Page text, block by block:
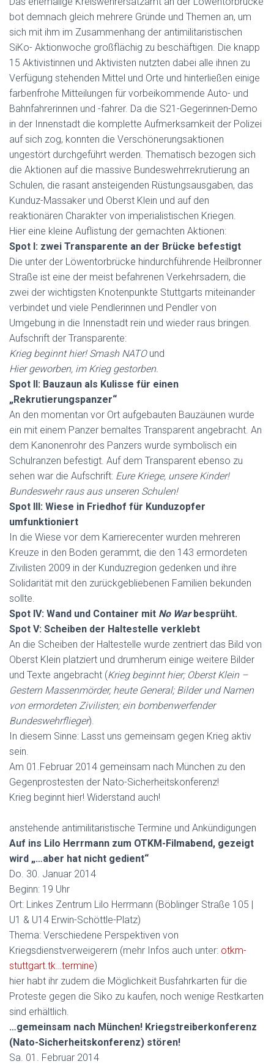
bot demnach gleich mehrere Gründe und Themen an, um
sich mit ihm im Zusammenhang der antimilitaristischen
SiKo- Aktionwoche großflächig zu beschäftigen. Die knapp
15 Aktivistinnen und Aktivisten nutzten dabei alle ihnen zu
Verfügung stehenden Mittel und Orte und hinterließen einige
farbenfrohe Mitteilungen für vorbeikommende Auto- und
Bahnfahrerinnen und -fahrer. Da die S21-Gegerinnen-Demo
in der Innenstadt die komplette Aufmerksamkeit der Polizei
auf sich zog, konnten die Verschönerungsaktionen
ungestört durchgeführt werden. Thematisch bezogen sich
die Aktionen auf die massive Bundeswehrrekrutierung an
Schulen, die rasant ansteigenden Rüstungsausgaben, das
Kunduz-Massaker und Oberst Klein und auf den
reaktionären Charakter von imperialistischen Kriegen.
Hier eine kleine Auflistung der gemachten Aktionen:
Spot I: zwei Transparente an der Brücke befestigt
Die unter der Löwentorbrücke hindurchführende Heilbronner
Straße ist eine der meist befahrenen Verkehrsadern, die
zwei der wichtigsten Knotenpunkte Stuttgarts miteinander
verbindet und viele Pendlerinnen und Pendler von
Umgebung in die Innenstadt rein und wieder raus bringen.
Aufschrift der Transparente:
Krieg beginnt hier! Smash NATOund
Hier geworben, im Krieg gestorben.
Spot II: Bauzaun als Kulisse für einen
„Rekrutierungspanzer“
An den momentan vor Ort aufgebauten Bauzäunen wurde
ein mit einem Panzer bemaltes Transparent angebracht. An
dem Kanonenrohr des Panzers wurde symbolisch ein
Schulranzen befestigt. Auf dem Transparent ebenso zu
sehen war die Aufschrift: Eure Kriege, unsere Kinder!
Bundeswehr raus aus unseren Schulen!
Spot III: Wiese in Friedhof für Kunduzopfer
umfunktioniert
In die Wiese vor dem Karrierecenter wurden mehreren
Kreuze in den Boden gerammt, die den 143 ermordeten
Zivilisten 2009 in der Kunduzregion gedenken und ihre
Solidarität mit den zurückgebliebenen Familien bekunden
sollte.
Spot IV: Wand und Container mit No Warbesprüht.
Spot V: Scheiben der Haltestelle verklebt
An die Scheiben der Haltestelle wurde zentriert das Bild von
Oberst Klein platziert und drumherum einige weitere Bilder
und Texte angebracht (Krieg beginnt hier; Oberst Klein –
Gestern Massenmörder, heute General; Bilder und Namen
von ermordeten Zivilisten; ein bombenwerfender
Bundeswehrflieger).
In diesem Sinne: Lasst uns gemeinsam gegen Krieg aktiv
sein.
Am 01.Februar 2014 gemeinsam nach München zu den
Gegenprostesten der Nato-Sicherheitskonferenz!
Krieg beginnt hier! Widerstand auch!
anstehende antimilitaristische Termine und Ankündigungen
Auf ins Lilo Herrmann zum OTKM-Filmabend, gezeigt
wird „…aber hat nicht gedient“
Do. 30. Januar 2014
Beginn: 19 Uhr
Ort: Linkes Zentrum Lilo Herrmann (Böblinger Straße 105 |
U1 & U14 Erwin-Schöttle-Platz)
Thema: Verschiedene Perspektiven von
Kriegsdienstverweigerern (mehr Infos auch unter: otkm-
stuttgart.tk…termine)
hier habt ihr zudem die Möglichkeit Busfahrkarten für die
Proteste gegen die Siko zu kaufen, noch wenige Restkarten
sind erhältlich.
…gemeinsam nach München! Kriegstreiberkonferenz
(Nato-Sicherheitskonferenz) stören!
Sa. 01. Februar 2014